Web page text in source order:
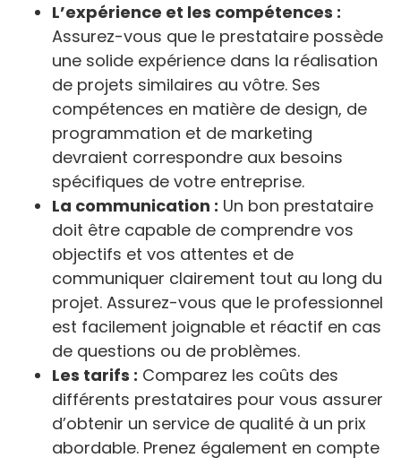
L’expérience et les compétences :
Assurez-vous que le prestataire possède
une solide expérience dans la réalisation
de projets similaires au vôtre. Ses
compétences en matière de design, de
programmation et de marketing
devraient correspondre aux besoins
spécifiques de votre entreprise.
La communication : Un bon prestataire
doit être capable de comprendre vos
objectifs et vos attentes et de
communiquer clairement tout au long du
projet. Assurez-vous que le professionnel
est facilement joignable et réactif en cas
de questions ou de problèmes.
Les tarifs : Comparez les coûts des
différents prestataires pour vous assurer
d’obtenir un service de qualité à un prix
abordable. Prenez également en compte